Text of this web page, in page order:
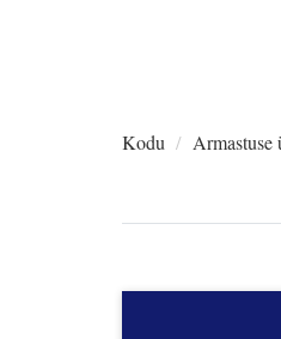
Kodu Armastuse